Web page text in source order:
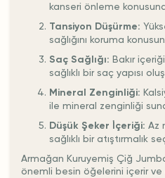
kanseri önleme
Tansiyon Düşürme:
sağlığını koruma
Saç Sağlığı: Bakır
sağlıklı bir saç yapısı
Mineral Zenginliği:
ile mineral zenginliği
Düşük Şeker İçeriği: Az
sağlıklı bir atıştırmalık
Armağan Kuruyemiş Çiğ
önemli besin öğelerini içerir ve